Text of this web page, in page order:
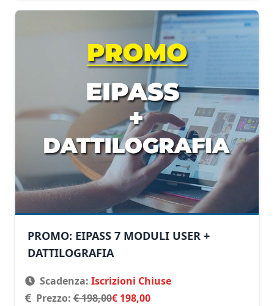
PROMO: EIPASS 7 MODULI USER +
DATTILOGRAFIA
Scadenza: Iscrizioni Chiuse
Prezzo: € 198,00€ 198,00